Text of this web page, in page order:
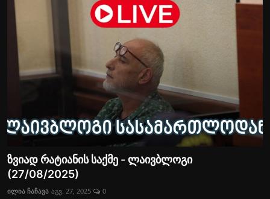
ზვიად რატიანის საქმე - ლაივბლოგი
(27/08/2025)
ილია ჩაჩავა აგვ. 27, 2025 0